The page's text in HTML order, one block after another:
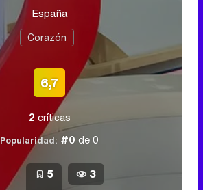
España
Corazón
6,7
2 críticas
Popularidad: #0 de 0
5 3